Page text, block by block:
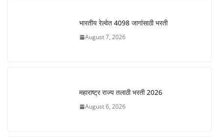
भारतीय रेल्वेत 4098 जागांसाठी भरती
August 7, 2026
महाराष्ट्र राज्य तलाठी भरती 2026
August 6, 2026